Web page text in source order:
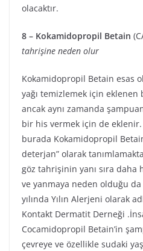
olacaktır.
8 – Kokamidopropil Betain
tahrişine neden olur
Kokamidopropil Betain esas
yağı temizlemek için
ancak aynı zamanda
bir his vermek için de
burada Kokamidopropil
deterjan” olarak
göz tahrişinin yanı sıra daha
ve yanmaya neden olduğu
yılında Yılın Alerjeni olarak
Kontakt Dermatit Derneği
Cocamidopropil Betain’in
çevreye ve özellikle sudaki